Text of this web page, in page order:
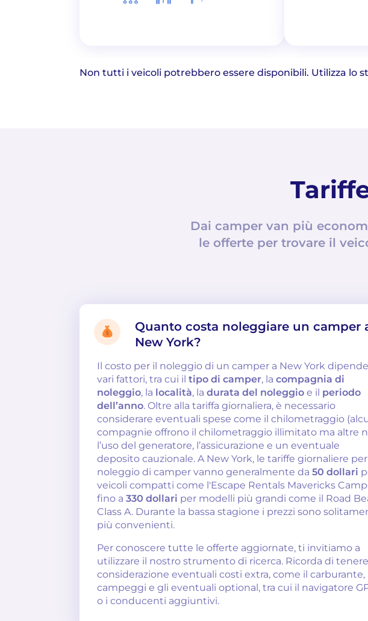
Non tutti i veicoli potrebbero essere disponibili. Utilizza lo
Dai camper van più
le offerte per trovare il
Quanto costa noleggiare un camper
New York?
Il costo per il noleggio di un camper a New York
vari fattori, tra cui il tipo di camper, la compagnia di
noleggio, la località, la durata del noleggio e il periodo
dell’anno. Oltre alla tariffa giornaliera, è necessario
considerare eventuali spese come il chilometraggio
compagnie offrono il chilometraggio illimitato ma altre
l’uso del generatore, l’assicurazione e un eventuale
deposito cauzionale. A New York, le tariffe giornaliere per il
noleggio di camper vanno generalmente da 50 dollari
veicoli compatti come l'Escape Rentals Mavericks
fino a 330 dollari per modelli più grandi come il Road
Class A. Durante la bassa stagione i prezzi sono
più convenienti.
Per conoscere tutte le offerte aggiornate, ti invitiamo a
utilizzare il nostro strumento di ricerca. Ricorda di
considerazione eventuali costi extra, come il carburante,
campeggi e gli eventuali optional, tra cui il navigatore
o i conducenti aggiuntivi.